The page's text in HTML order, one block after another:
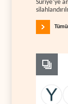
Suriye’ye